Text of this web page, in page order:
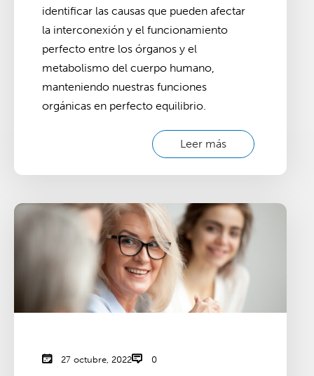
identificar las causas que pueden afectar
la interconexión y el funcionamiento
perfecto entre los órganos y el
metabolismo del cuerpo humano,
manteniendo nuestras funciones
orgánicas en perfecto equilibrio.
Leer más
27 octubre, 2022 0